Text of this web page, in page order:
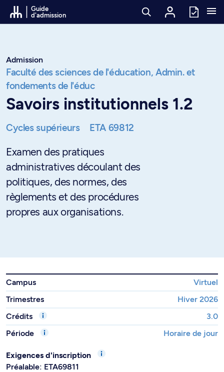
Passer au contenu
Guide
d'admission
Admission
Faculté des sciences de l'éducation, Admin. et
fondements de l'éduc
Savoirs institutionnels 1.2
Cycles supérieurs ETA 69812
Examen des pratiques
administratives découlant des
politiques, des normes, des
règlements et des procédures
propres aux organisations.
Campus
Virtuel
Trimestres
Hiver 2026
Crédits
3.0
Période
Horaire de jour
Exigences d'inscription
Préalable: ETA69811